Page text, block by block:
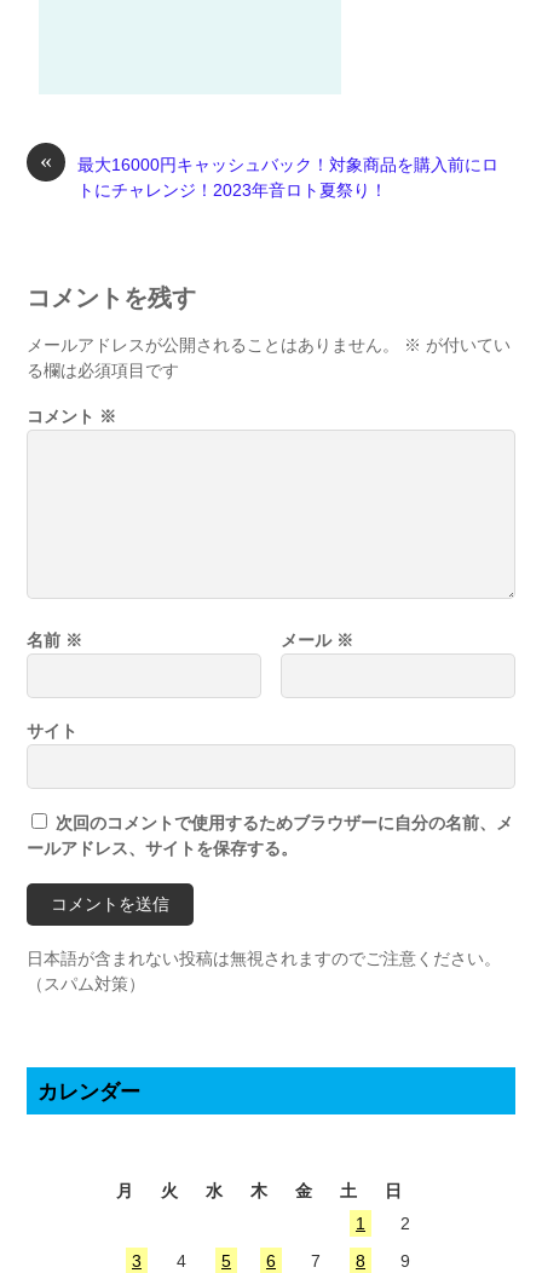
«
最大16000円キャッシュバック！対象商品を購入前にロ
トにチャレンジ！2023年音ロト夏祭り！
コメントを残す
メールアドレスが公開されることはありません。 ※ が付いてい
る欄は必須項目です
コメント ※
名前 ※ メール ※
サイト
次回のコメントで使用するためブラウザーに自分の名前、メ
ールアドレス、サイトを保存する。
日本語が含まれない投稿は無視されますのでご注意ください。
（スパム対策）
カレンダー
月 火 水 木 金 土
日
1
2
3
4 5 6 7 8
9